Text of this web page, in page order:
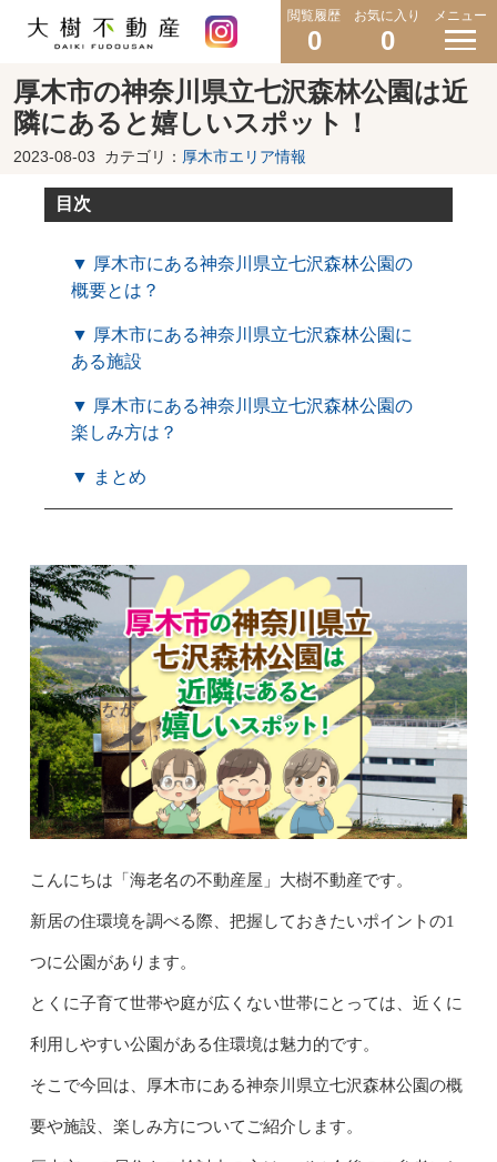
閲覧履歴
0
お気に入り
0
メニュー
厚木市の神奈川県立七沢森林公園は近
隣にあると嬉しいスポット！
2023-08-03 カテゴリ： 厚木市エリア情報
目次
▼ 厚木市にある神奈川県立七沢森林公園の
概要とは？
▼ 厚木市にある神奈川県立七沢森林公園に
ある施設
▼ 厚木市にある神奈川県立七沢森林公園の
楽しみ方は？
▼ まとめ
こんにちは「海老名の不動産屋」大樹不動産です。
新居の住環境を調べる際、把握しておきたいポイントの1
つに公園があります。
とくに子育て世帯や庭が広くない世帯にとっては、近くに
利用しやすい公園がある住環境は魅力的です。
そこで今回は、厚木市にある神奈川県立七沢森林公園の概
要や施設、楽しみ方についてご紹介します。